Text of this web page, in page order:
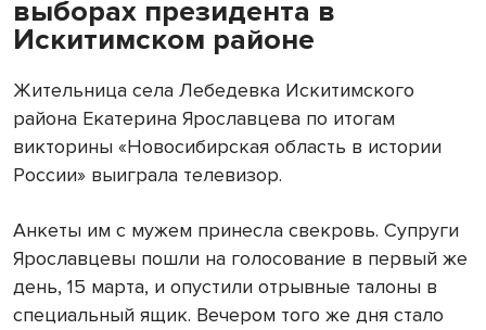
выборах президента в
Искитимском районе
Жительница села Лебедевка Искитимского
района Екатерина Ярославцева по итогам
викторины «Новосибирская область в истории
России» выиграла телевизор.
Анкеты им с мужем принесла свекровь. Супруги
Ярославцевы пошли на голосование в первый же
день, 15 марта, и опустили отрывные талоны в
специальный ящик. Вечером того же дня стало